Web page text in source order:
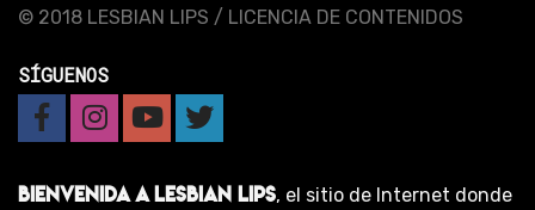
© 2018 LESBIAN LIPS / LICENCIA DE CONTENIDOS
SÍGUENOS
BIENVENIDA A LESBIAN LIPS, el sitio de Internet donde